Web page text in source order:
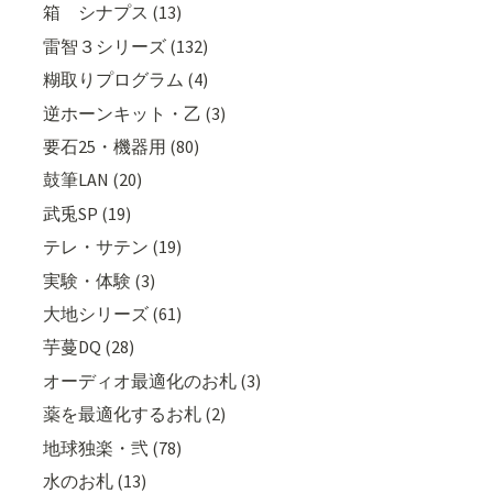
箱 シナプス (13)
雷智３シリーズ (132)
糊取りプログラム (4)
逆ホーンキット・乙 (3)
要石25・機器用 (80)
鼓筆LAN (20)
武兎SP (19)
テレ・サテン (19)
実験・体験 (3)
大地シリーズ (61)
芋蔓DQ (28)
オーディオ最適化のお札 (3)
薬を最適化するお札 (2)
地球独楽・弐 (78)
水のお札 (13)